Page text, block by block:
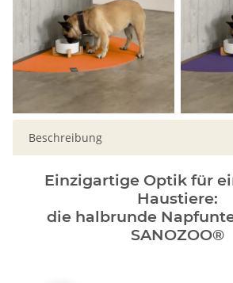
Beschreibung
Einzigartige Optik für
Haustiere:
die halbrunde
SANOZOO®